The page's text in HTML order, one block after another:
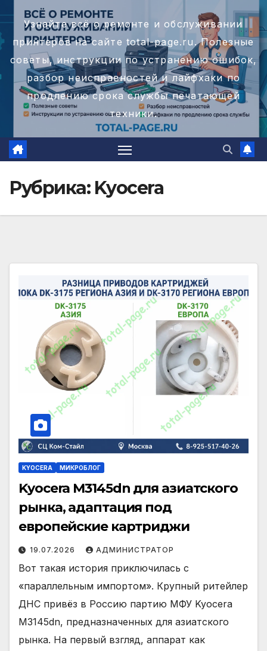
Перейти
к
содержимому
Узнайте всё о ремонте и обслуживании
принтеров на сайте total-page.ru. Полезные
советы, инструкции по устранению ошибок,
разбор неисправностей и лайфхаки по
продлению срока службы печатающей
техники.
Рубрика: Kyocera
KYOCERA МИКРОБЛОГ
Kyocera M3145dn для азиатского
рынка, адаптация под
европейские картриджи
19.07.2026 АДМИНИСТРАТОР
Вот такая история приключилась с
«параллельным импортом». Крупный ритейлер
ДНС привёз в Россию партию МФУ Kyocera
M3145dn, предназначенных для азиатского
рынка. На первый взгляд, аппарат как